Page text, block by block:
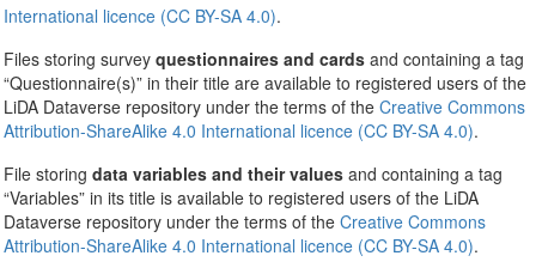
International licence (CC BY-SA 4.0).
Files storing survey questionnaires and cardsand containing a tag
“Questionnaire(s)” in their title are available to registered users of the
LiDA Dataverse repository under the terms of the Creative Commons
Attribution-ShareAlike 4.0 International licence (CC BY-SA 4.0).
File storing data variables and their valuesand containing a tag
“Variables” in its title is available to registered users of the LiDA
Dataverse repository under the terms of the Creative Commons
Attribution-ShareAlike 4.0 International licence (CC BY-SA 4.0).